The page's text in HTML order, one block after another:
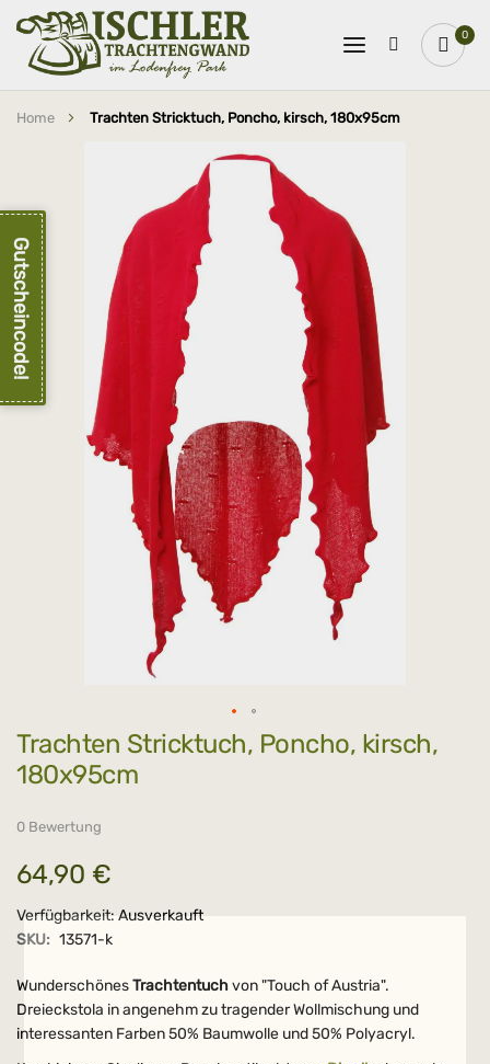
0
Home Trachten Stricktuch, Poncho, kirsch, 180x95cm
springen
Zum
Anfang
der
Bildergalerie
Trachten Stricktuch, Poncho, kirsch,
180x95cm
0 Bewertung
64,90 €
Verfügbarkeit: Ausverkauft
SKU: 13571-k
WunderschönesTrachtentuchvon "Touch of Austria".
Dreieckstola in angenehm zu tragender Wollmischung und
interessanten Farben 50% Baumwolle und 50% Polyacryl.
Gutscheincode!